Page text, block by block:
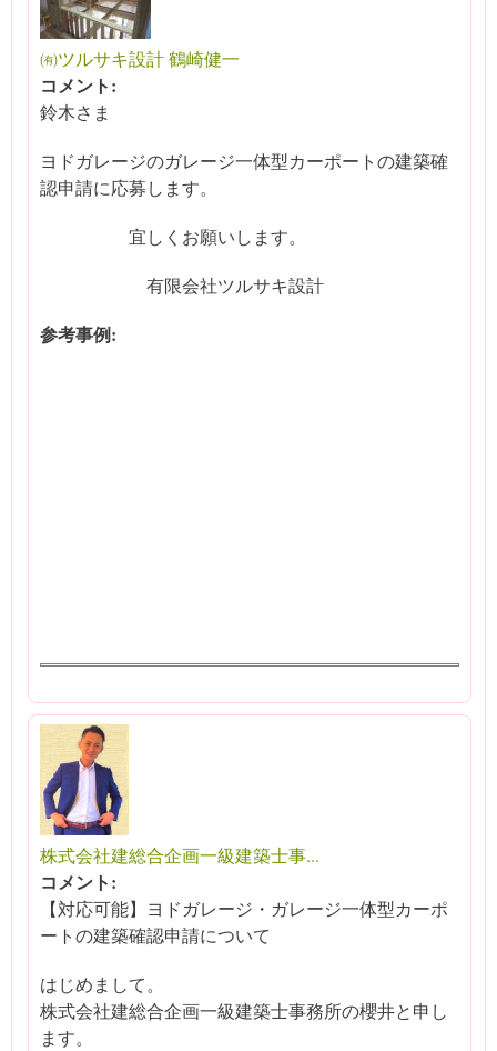
㈲ツルサキ設計 鶴崎健一
コメント:
鈴木さま
ヨドガレージのガレージ一体型カーポートの建築確
認申請に応募します。
宜しくお願いします。
有限会社ツルサキ設計
参考事例:
株式会社建総合企画一級建築士事...
コメント:
【対応可能】ヨドガレージ・ガレージ一体型カーポ
ートの建築確認申請について
はじめまして。
株式会社建総合企画一級建築士事務所の櫻井と申し
ます。